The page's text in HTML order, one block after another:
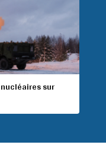
sur